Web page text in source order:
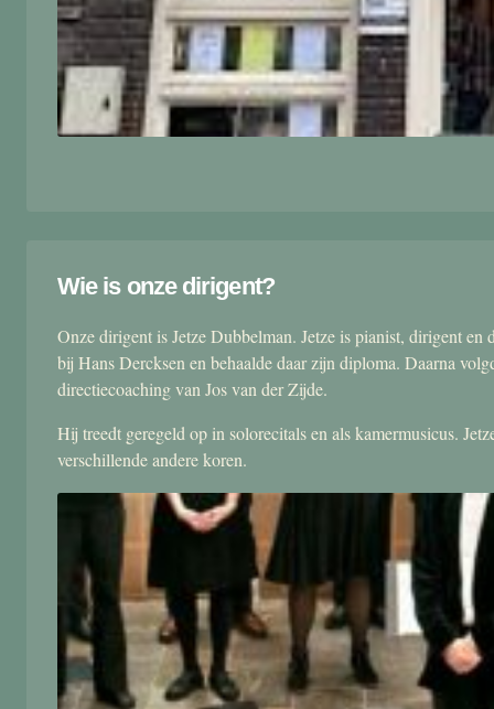
Wie is onze dirigent?
Onze dirigent is Jetze Dubbelman. Jetze is pianist, dirigent
bij Hans Dercksen en behaalde daar zijn diploma. Daarna
directiecoaching van Jos van der Zijde.
Hij treedt geregeld op in solorecitals en als kamermusicus.
verschillende andere koren.